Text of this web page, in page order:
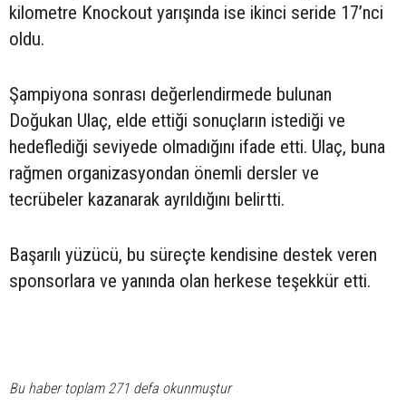
kilometre Knockout yarışında ise ikinci seride 17’nci
oldu.
Şampiyona sonrası değerlendirmede bulunan
Doğukan Ulaç, elde ettiği sonuçların istediği ve
hedeflediği seviyede olmadığını ifade etti. Ulaç, buna
rağmen organizasyondan önemli dersler ve
tecrübeler kazanarak ayrıldığını belirtti.
Başarılı yüzücü, bu süreçte kendisine destek veren
sponsorlara ve yanında olan herkese teşekkür etti.
Bu haber toplam 271 defa okunmuştur